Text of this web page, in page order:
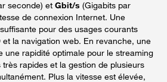
seconde) et Gbit/s (Gigabits par
de connexion Internet. Une
pour des usages courants
la navigation web. En revanche, une
une rapidité optimale pour le streaming
rapides et la gestion de plusieurs
Plus la vitesse est élevée,